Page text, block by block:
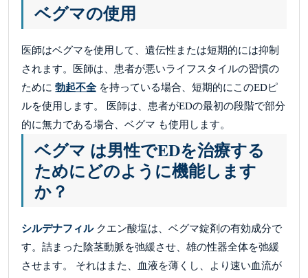
ベグマの使用
医師はベグマを使用して、遺伝性または短期的には抑制
されます。医師は、患者が悪いライフスタイルの習慣の
ために 勃起不全を持っている場合、短期的にこのEDピ
ルを使用します。 医師は、患者がEDの最初の段階で部分
的に無力である場合、ベグマ も使用します。
ベグマ は男性でEDを治療する
ためにどのように機能します
か？
シルデナフィル クエン酸塩は、ベグマ錠剤の有効成分で
す。詰まった陰茎動脈を弛緩させ、雄の性器全体を弛緩
させます。 それはまた、血液を薄くし、より速い血流が